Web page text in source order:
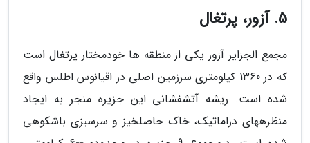
5. آزور، پرتغال
مجمع الجزایر آزور یکی از منطقه ها خودمختار پرتغال است
که در 1360 کیلومتری سرزمین اصلی در اقیانوس اطلس واقع
شده است. ریشه آتشفشانی این جزیره منجر به ایجاد
منظرههای دراماتیک، خاک حاصلخیز و سرسبزی باشکوهی